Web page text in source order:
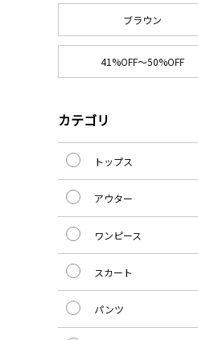
ブラウン
41%OFF～50%OFF
カテゴリ
トップス
アウター
ワンピース
スカート
パンツ